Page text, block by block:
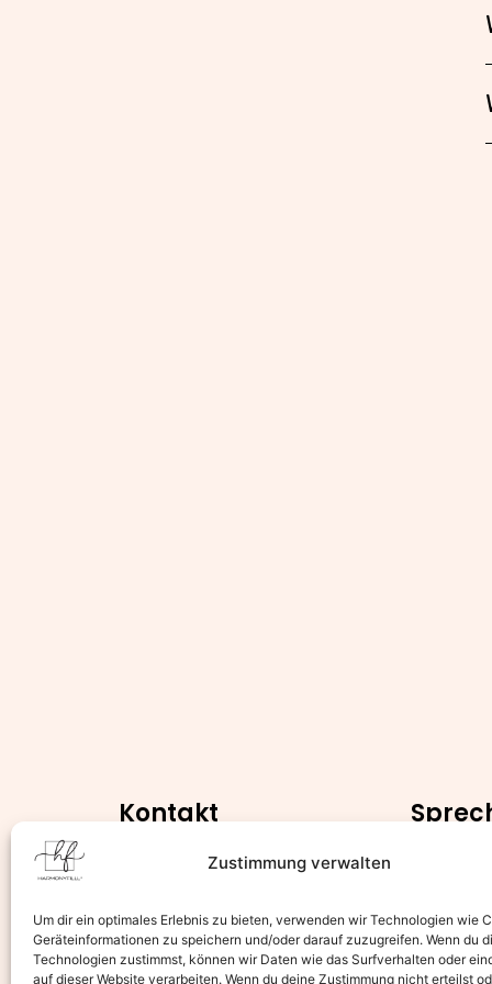
Zustimmung verwalten
Um dir ein optimales Erlebnis zu bieten, verwenden wir Technologien wie
Geräteinformationen zu speichern und/oder darauf zuzugreifen. Wenn du
Technologien zustimmst, können wir Daten wie das Surfverhalten oder
auf dieser Website verarbeiten. Wenn du deine Zustimmung nicht erteilst
Kontakt
30159 Hannover
info@harmonyfill.de
Online Termin Buchen
Samstag
9.00 –